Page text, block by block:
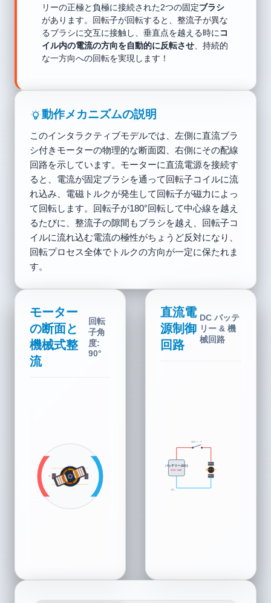
リーの正極と負極に接続された2つの固定ブラシ
があります。回転子が回転すると、整流子が異な
るブラシに交互に接触し、垂直点を越える時に コ
イル内の電流の方向を自動的に反転させ 、持続的
な一方向への回転を実現します！
動作メカニズムの説明
このインタラクティブモデルでは、左側に直流ブラ
シ付きモーターの物理的な断面図、右側にその配線
回路を示しています。モーターに直流電源を接続す
ると、電流が固定ブラシを通って回転子コイルに流
れ込み、電磁トルクが発生して回転子が磁力によっ
て回転します。回転子が180°回転して中心線を越え
るたびに、整流子の隙間もブラシを越え、回転子コ
イルに流れ込む電流の極性がちょうど反対になり、
回転プロセス全体でトルクの方向が一定に保たれま
す。
モーター
の断面と
機械式整
流
回転
子角
度:
210°
+ -
N
S 巻線 A
巻線 B
直流電
源制御
回路
DC バッテ
リー & 機
械回路
バッテリー (DC)
VCC +12V
電源スイッチ
ブラシ +
ブラシ -
回転子コイル